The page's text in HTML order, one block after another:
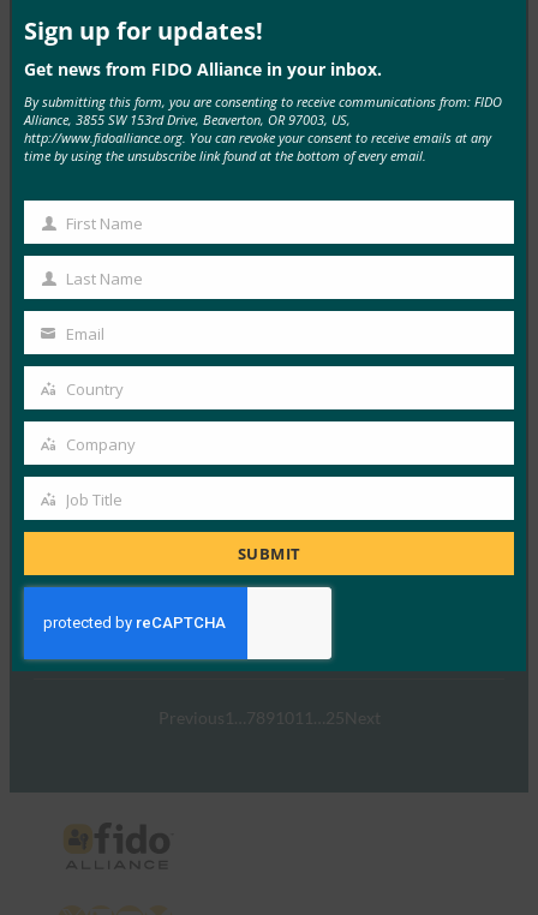
Authenticate Virtual Summit:ヨーロッパに焦点を
当てる
FIDO Videos
7月 6, 2021
欧州では、金融サービス組織、加…
Read More →
ウェビナー:エンタープライズでのFIDOのデプロイ
に関する考慮事項
FIDO Videos
6月 14, 2021
Read More →
ウェビナー:FIDOに何でも聞く:認定のすべて
FIDO Videos
6月 14, 2021
FIDO 認定プログラムは、相…
Read More →
Previous 1 78 9 10 11 25Next
Sign up for updates!
Get news from FIDO Alliance in your inbox.
By submitting this form, you are consenting to receive communications from: FIDO
Alliance, 3855 SW 153rd Drive, Beaverton, OR 97003, US,
http://www.fidoalliance.org. You can revoke your consent to receive emails at any
time by using the unsubscribe link found at the bottom of every email.
First
Name
First Name
Last
Name
Last Name
Your
email
Email
Country
Country
Company
Company
Job
Job Title
SUBMIT